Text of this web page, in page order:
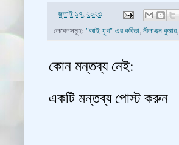
-জুলাই ১৭, ২০২৩
লেবেলসমূহ: "আই-যুগ"-এর কবিতা,নীলাঞ্জন কুমার,
কোন মন্তব্য নেই:
একটি মন্তব্য পোস্ট করুন